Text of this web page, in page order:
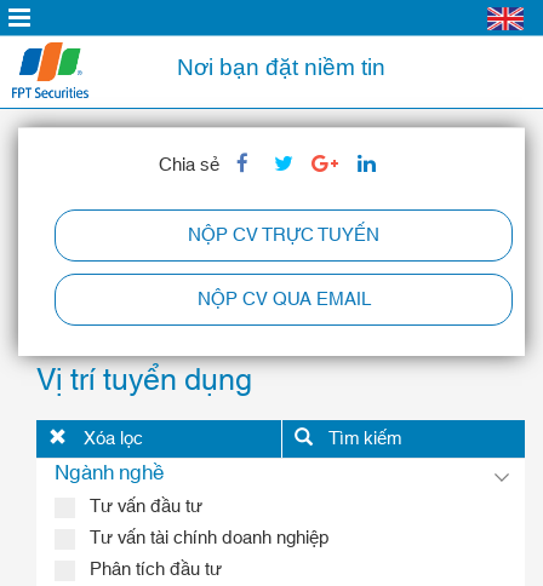
Nơi bạn đặt niềm tin
Chia sẻ
NỘP CV TRỰC TUYẾN
NỘP CV QUA EMAIL
Vị trí tuyển dụng
Xóa lọc Tìm kiếm
Ngành nghề
Tư vấn đầu tư
Tư vấn tài chính doanh nghiệp
Phân tích đầu tư